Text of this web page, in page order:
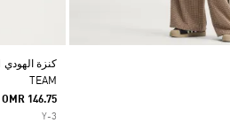
TEAM
OMR 146.75
Y-3